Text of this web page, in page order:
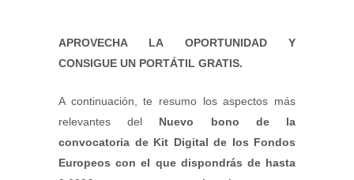
APROVECHA LA OPORTUNIDAD Y
CONSIGUE UN PORTÁTIL GRATIS.
A continuación, te resumo los aspectos más
relevantes del Nuevo bono de la
convocatoria de Kit Digital de los Fondos
Europeos con el que dispondrás de hasta